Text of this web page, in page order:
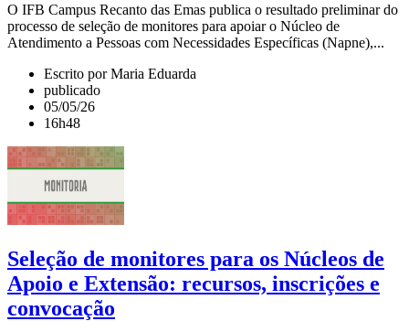
O IFB Campus Recanto das Emas publica o resultado preliminar do
processo de seleção de monitores para apoiar o Núcleo de
Atendimento a Pessoas com Necessidades Específicas (Napne),...
Escrito por Maria Eduarda
publicado
05/05/26
16h48
Seleção de monitores para os Núcleos de
Apoio e Extensão: recursos, inscrições e
convocação